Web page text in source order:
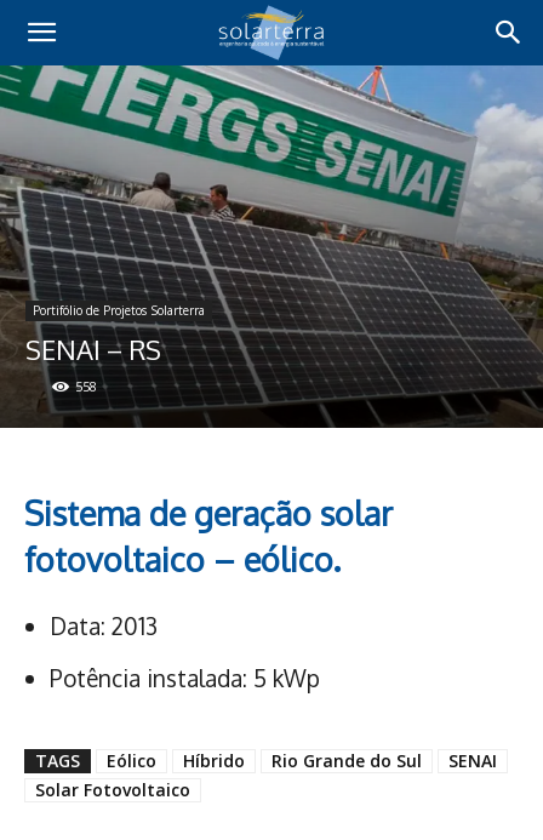
Portifólio de Projetos Solarterra
SENAI – RS
558
Sistema de geração solar
fotovoltaico – eólico.
Data: 2013
Potência instalada: 5 kWp
TAGS Eólico Híbrido Rio Grande do Sul
SENAI
Solar Fotovoltaico